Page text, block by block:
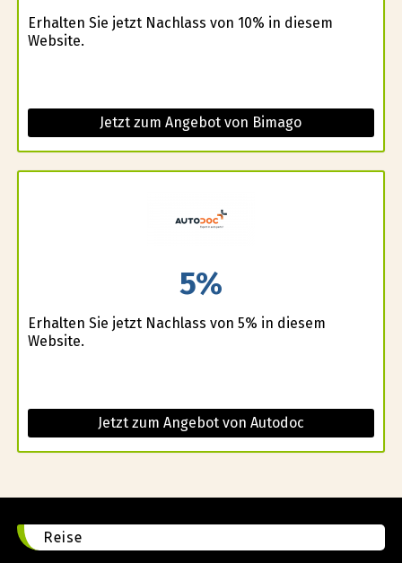
Erhalten Sie jetzt Nachlass von 10% in diesem
Website.
Jetzt zum Angebot von Bimago
5%
Erhalten Sie jetzt Nachlass von 5% in diesem
Website.
Jetzt zum Angebot von Autodoc
Reise